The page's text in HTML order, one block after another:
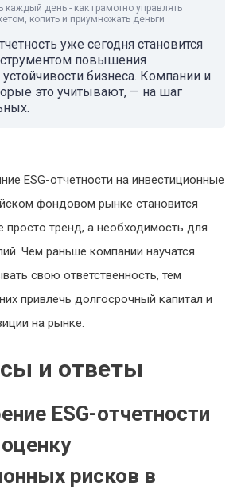
каждый день - как грамотно управлять
копить и приумножать деньги
уже сегодня становится
повышения
устойчивости бизнеса. Компании и
это учитывают, — на шаг
ESG-отчетности на инвестиционные
фондовом рынке становится
просто тренд, а необходимость для
Чем раньше компании научатся
свою ответственность, тем
привлечь долгосрочный капитал и
на рынке.
и ответы
ESG-отчетности
рисков в